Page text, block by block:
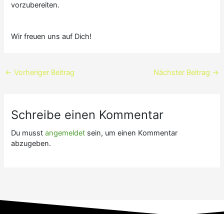
vorzubereiten.
Wir freuen uns auf Dich!
← Vorheriger Beitrag Nächster Beitrag →
Schreibe einen Kommentar
Du musstangemeldet sein, um einen Kommentar
abzugeben.